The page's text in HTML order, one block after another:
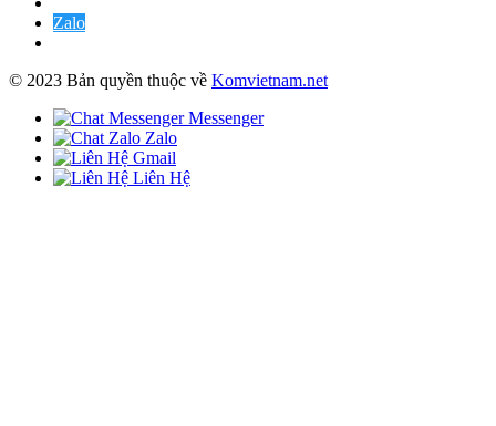
Zalo
© 2023 Bản quyền thuộc về Komvietnam.net
Messenger
Zalo
Gmail
Liên Hệ